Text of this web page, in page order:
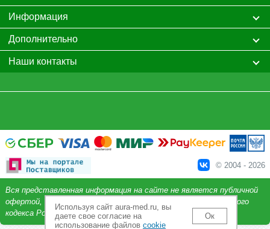
Информация
Дополнительно
Наши контакты
© 2004 - 2026
Вся представленная информация на сайте не является публичной
офертой, определяемой положениями Статьи 437 Гражданского
кодекса Российской Федерации.
Используя сайт aura-med.ru, вы
даете свое согласие на
использование файлов cookie
Ок